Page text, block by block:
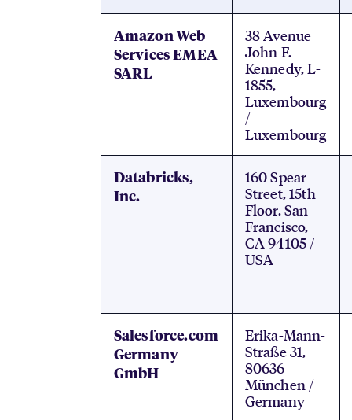
Amazon Web
Services EMEA
SARL
38 Avenue
John F.
Kennedy, L-
1855,
Luxembourg
/
Luxembourg
Databricks,
Inc.
160 Spear
Street, 15th
Floor, San
Francisco,
CA 94105 /
USA
Salesforce.com
Germany
GmbH
Erika-Mann-
Straße 31,
80636
München /
Germany